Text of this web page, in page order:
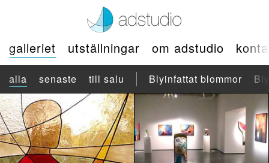
galleriet utställningar om adstudio
alla senaste till salu Blyinfattat blommor